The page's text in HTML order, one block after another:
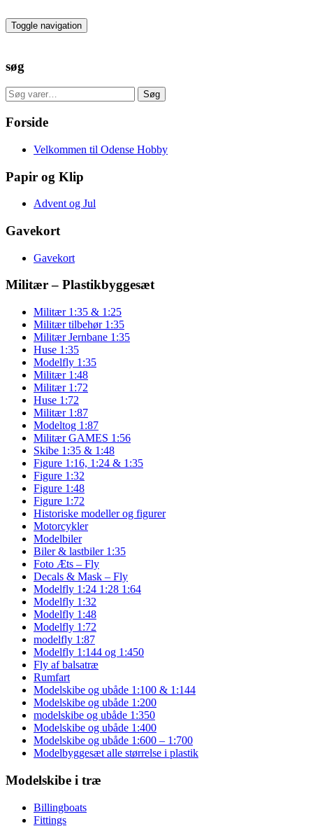
to
the
Toggle navigation
søg
Søg
efter:
Søg
Forside
Velkommen til Odense Hobby
Papir og Klip
Advent og Jul
Gavekort
Gavekort
Militær – Plastikbyggesæt
Militær 1:35 & 1:25
Militær tilbehør 1:35
Militær Jernbane 1:35
Huse 1:35
Modelfly 1:35
Militær 1:48
Militær 1:72
Huse 1:72
Militær 1:87
Modeltog 1:87
Militær GAMES 1:56
Skibe 1:35 & 1:48
Figure 1:16, 1:24 & 1:35
Figure 1:32
Figure 1:48
Figure 1:72
Historiske modeller og figurer
Motorcykler
Modelbiler
Biler & lastbiler 1:35
Foto Æts – Fly
Decals & Mask – Fly
Modelfly 1:24 1:28 1:64
Modelfly 1:32
Modelfly 1:48
Modelfly 1:72
modelfly 1:87
Modelfly 1:144 og 1:450
Fly af balsatræ
Rumfart
Modelskibe og ubåde 1:100 & 1:144
Modelskibe og ubåde 1:200
modelskibe og ubåde 1:350
Modelskibe og ubåde 1:400
Modelskibe og ubåde 1:600 – 1:700
Modelbyggesæt alle størrelse i plastik
Modelskibe i træ
Billingboats
Fittings